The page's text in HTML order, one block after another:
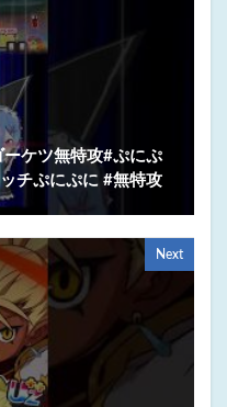
ーケツ無特攻#ぷにぷ
チぷにぷに #無特攻
Next